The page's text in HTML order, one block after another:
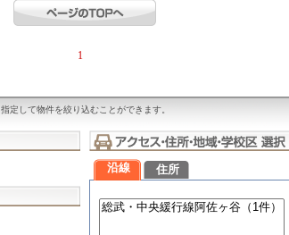
1
定して物件を絞り込むことができます。
沿線 住所